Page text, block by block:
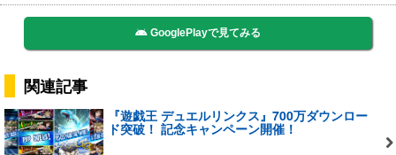
GooglePlayで見てみる
関連記事
『遊戯王 デュエルリンクス』700万ダウンロー
ド突破！ 記念キャンペーン開催！